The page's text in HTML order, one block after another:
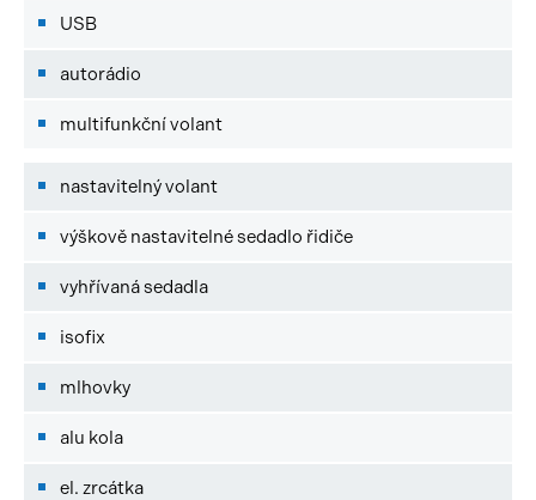
USB
autorádio
multifunkční volant
nastavitelný volant
výškově nastavitelné sedadlo řidiče
vyhřívaná sedadla
isofix
mlhovky
alu kola
el. zrcátka